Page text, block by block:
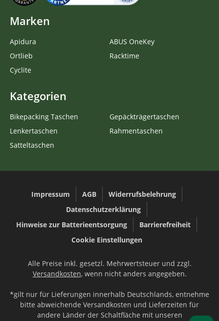
Marken
Apidura
Ortlieb
Cyclite
ABUS OneKey
Racktime
Kategorien
Bikepacking Taschen
Lenkertaschen
Satteltaschen
Gepäckträgertaschen
Rahmentaschen
Impressum AGB
Widerrufsbelehrung
Datenschutzerklärung
Hinweise zur Batterieentsorgung
Barrierefreiheit
Cookie Einstellungen
Alle Preise inkl. gesetzl. Mehrwertsteuer und zzgl.
Versandkosten, wenn nicht anders angegeben.
*gilt nur für Lieferungen innerhalb Deutschlands, entnehme
bitte abweichende Versandkosten und Lieferzeiten für
andere Länder der Schaltfläche mit unseren